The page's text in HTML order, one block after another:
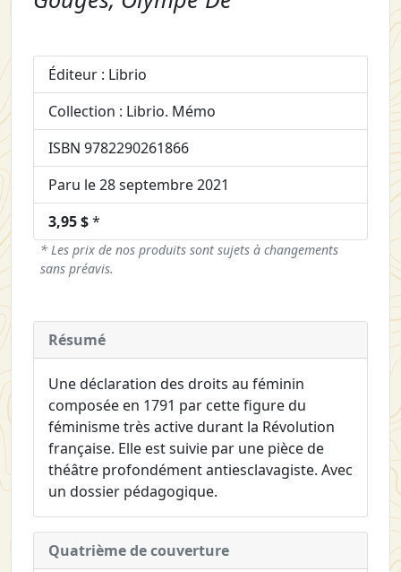
Éditeur : Librio
Collection : Librio. Mémo
ISBN 9782290261866
Paru le 28 septembre 2021
3,95 $*
* Les prix de nos produits sont sujets à changements
sans préavis.
Résumé
Une déclaration des droits au féminin
composée en 1791 par cette figure du
féminisme très active durant la Révolution
française. Elle est suivie par une pièce de
théâtre profondément antiesclavagiste. Avec
un dossier pédagogique.
Quatrième de couverture